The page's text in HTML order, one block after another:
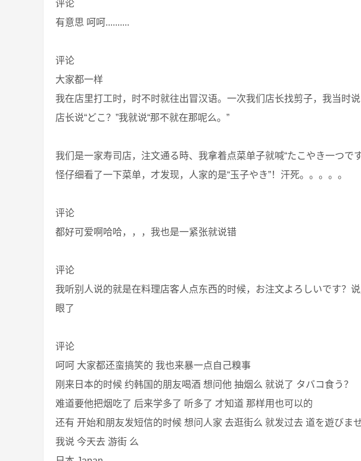
评论
有意思 呵呵..........
评论
大家都一样
我在店里打工时，时不时就往出冒汉语。一次我们店长找剪子，我当时说
店长说“どこ？”我就说“那不就在那呢么。”
我们是一家寿司店，注文通る時、我拿着点菜单子就喊“たこやき一つで
怪仔细看了一下菜单，才发现，人家的是“玉子やき”！汗死。。。。。
评论
都好可爱啊哈哈，，，我也是一紧张就说错
评论
我听别人说的就是在料理店客人点东西的时候，お注文よろしいです？
眼了
评论
呵呵 大家都还蛮搞笑的 我也来暴一点自己糗事
刚来日本的时候 约韩国的朋友喝酒 想问他 抽烟么 就说了 タバコ食
难道要他把烟吃了 后来学多了 听多了 才知道 那样用也可以的
还有 开始和朋友发短信的时候 想问人家 去逛街么 就发过去 道を遊びま
我说 今天去 游街 么